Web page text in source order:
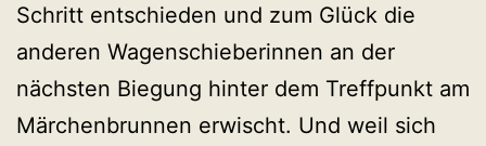
Schritt entschieden und zum Glück die
anderen Wagenschieberinnen an der
nächsten Biegung hinter dem Treffpunkt am
Märchenbrunnen erwischt. Und weil sich